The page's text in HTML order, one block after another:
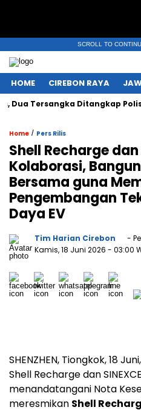
SCROLL TO
HOME CIREBON RAYA
Tersangka Ditangkap Polisi
Home / Pers Rilis
Shell Recharge dan
Kolaborasi,
Bersama guna
Pengembangan
Daya EV
Tim Harian Cirebon
-
Kamis, 18 Juni 2026 - 03:00
SHENZHEN, Tiongkok,18
Shell Recharge dan
menandatangani Nota
meresmikan Shell